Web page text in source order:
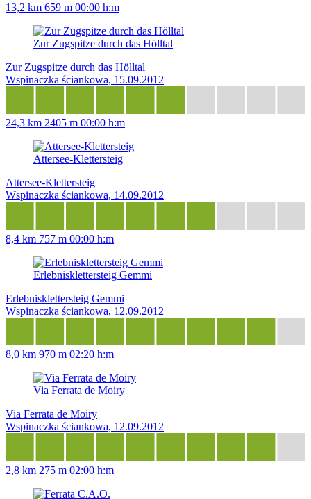
13,2 km 659 m 00:00 h:m
Zur Zugspitze durch das Hölltal
Zur Zugspitze durch das Hölltal
Wspinaczka ściankowa, 15.09.2012
24,3 km 2405 m 00:00 h:m
Attersee-Klettersteig
Attersee-Klettersteig
Wspinaczka ściankowa, 14.09.2012
8,4 km 757 m 00:00 h:m
Erlebnisklettersteig Gemmi
Erlebnisklettersteig Gemmi
Wspinaczka ściankowa, 12.09.2012
8,0 km 970 m 02:20 h:m
Via Ferrata de Moiry
Via Ferrata de Moiry
Wspinaczka ściankowa, 12.09.2012
2,8 km 275 m 02:00 h:m